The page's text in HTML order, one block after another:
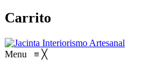
Carrito
Menu ≡ ╳